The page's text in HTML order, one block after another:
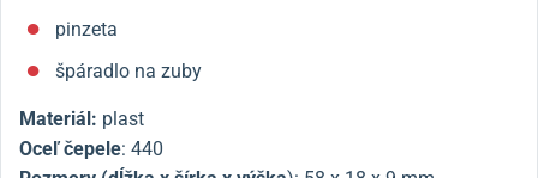
pinzeta
špáradlo na zuby
Materiál: plast
Oceľ čepele: 440